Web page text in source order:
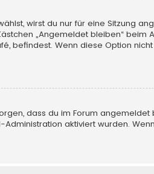
wirst du nur für eine Sitzung
„Angemeldet bleiben“ beim
befindest. Wenn diese Option
dass du im Forum
aktiviert wurden.